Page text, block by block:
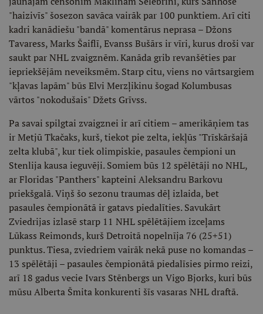
"haizivīs" šosezon savāca vairāk par 100 punktiem. Arī citi
kadri kanādiešu "bandā" komentārus neprasa – Džons
Tavaress, Marks Šaiflī, Evanss Bušārs ir vīri, kurus droši var
saukt par NHL zvaigznēm. Kanāda grib revanšēties par
iepriekšējām neveiksmēm. Starp citu, viens no vārtsargiem
"kļavas lapām" būs Elvi Merzļikinu šogad Kolumbusas
vārtos "nokodušais" Džets Grīvss.
Pa savai spilgtai zvaigznei ir arī citiem – amerikāņiem tas
ir Metjū Tkačaks, kurš, tiekot pie zelta, iekļūs "Trīskāršajā
zelta klubā", kur tiek olimpiskie, pasaules čempioni un
Stenlija kausa ieguvēji. Somiem būs 12 spēlētāji no NHL,
ar Floridas "Panthers" kapteini Aleksandru Barkovu
priekšgalā. Viņš šo sezonu traumas dēļ izlaida, bet
pasaules čempionātā ir gatavs piedalīties. Savukārt
Zviedrijas izlasē starp 11 NHL spēlētājiem izceļams
Lūkass Reimonds, kurš Detroitā nopelnīja 76 (25+51)
punktus. Tiesa, zviedriem vairāk nekā puse no komandas –
13 spēlētāji – pasaules čempionātā piedalīsies pirmo reizi,
arī 18 gadus vecie Ivars Stēnbergs un Vigo Bjorks, kuri būs
mūsu Alberta Šmita konkurenti šīs vasaras NHL draftā.